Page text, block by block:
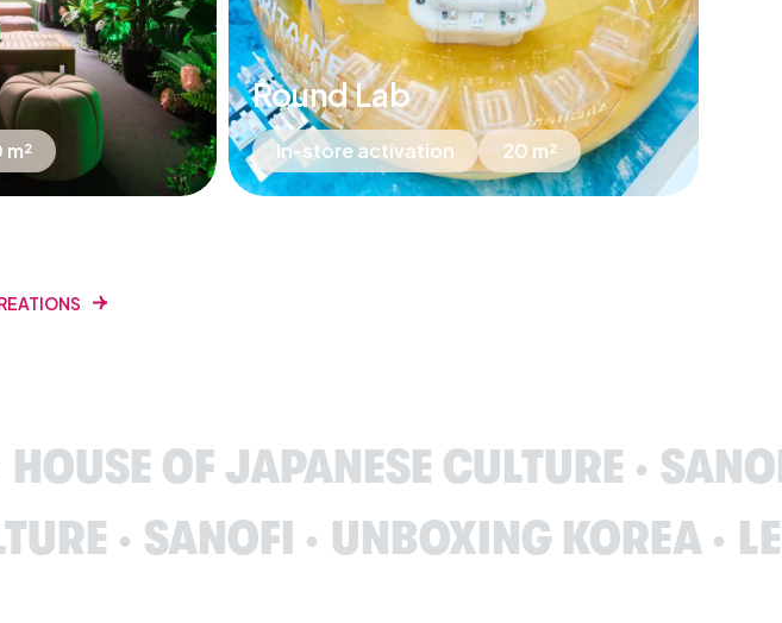
m²
Round Lab
In-store activation 20 m²
CULTURE SANOFI
UNBOXING
LE PETIT LUNETIER APEROL BEST